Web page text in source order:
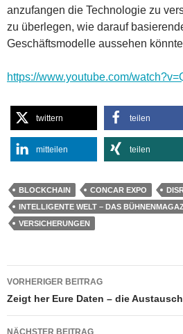
anzufangen die Technologie zu
zu überlegen, wie darauf
Geschäftsmodelle aussehen
https://www.youtube.com/
twittern teilen
mitteilen teilen
BLOCKCHAIN CONCAR EXPO
INTELLIGENTE WELT – DAS
VERSICHERUNGEN
Beitragsnavigation
VORHERIGER BEITRAG
Zeigt her Eure Daten – die
NÄCHSTER BEITRAG